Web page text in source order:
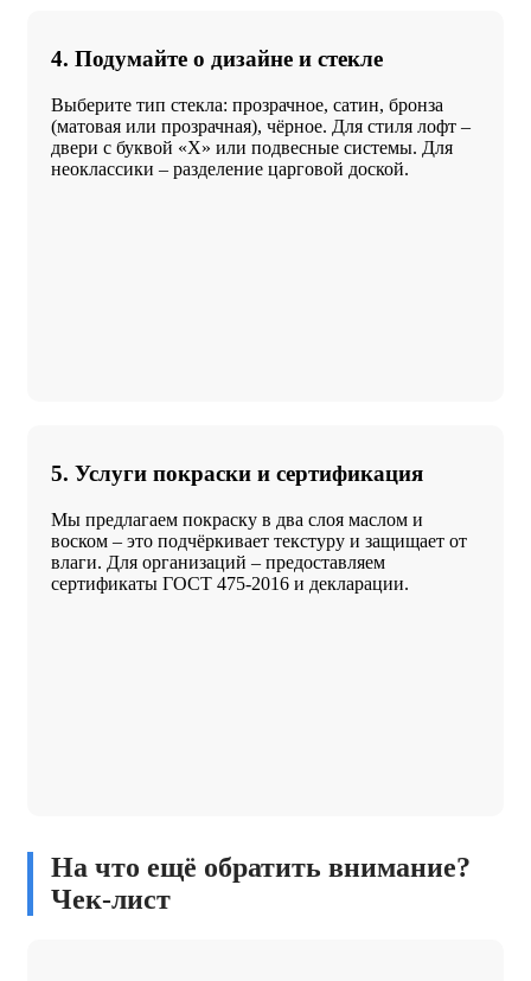
4. Подумайте о дизайне и стекле
Выберите тип стекла: прозрачное, сатин, бронза
(матовая или прозрачная), чёрное. Для стиля лофт –
двери с буквой «Х» или подвесные системы. Для
неоклассики – разделение царговой доской.
5. Услуги покраски и сертификация
Мы предлагаем покраску в два слоя маслом и
воском – это подчёркивает текстуру и защищает от
влаги. Для организаций – предоставляем
сертификаты ГОСТ 475-2016 и декларации.
На что ещё обратить внимание?
Чек-лист